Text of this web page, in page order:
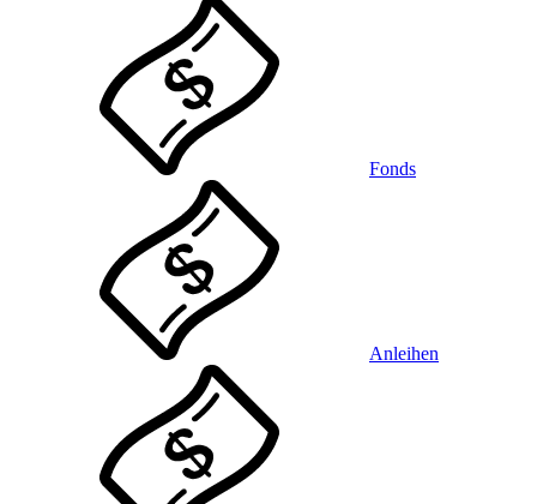
Fonds
Anleihen